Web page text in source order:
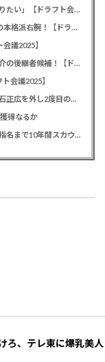
カープドラ6西川篤夢！「日本を代表する遊撃手になりたい」【ドラフト会議2025】
カープドラ5赤木晴哉！191cm最速153キロ！佛教大の本格派右腕！【ドラフト会議2025】
議2025】
カープドラ3勝田成！近畿大163cmセカンド！菊池涼介の後継者候補！【ドラフト会議2025】
会議2025】
カープドラ1平川蓮！187cmのスイッチヒッター！立石正広を外し2度目の重複も新井監督がクジを引き当てる！【ドラフト会議2025】
得なるか
緒方孝市カープドラ3指名で青学出禁！澤﨑俊和の逆指名まで10年間スカウト出禁
ろ、テレ東に爆乳美人